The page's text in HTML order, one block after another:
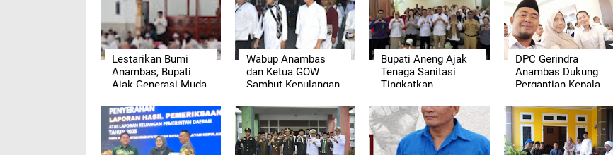
Lestarikan Bumi
Anambas, Bupati
Ajak Generasi Muda
Daerah
Wabup Anambas
dan Ketua GOW
Sambut Kepulangan
2026
Bupati Aneng Ajak
Tenaga Sanitasi
Tingkatkan
Pengawasan Pangan
Siap Saji
DPC Gerindra
Anambas Dukung
Pergantian Kepala
MBG Segera
Berjalan Maksimal